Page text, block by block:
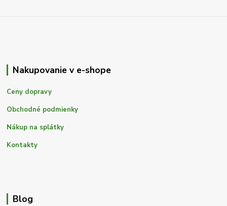
Nakupovanie v e-shope
Ceny dopravy
Obchodné podmienky
Nákup na splátky
Kontakty
Blog